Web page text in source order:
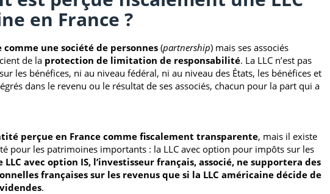
en France ?
comme une société de personnes (partnership) mais ses associés
de la protection de limitation de responsabilité. La LLC n’est pas
les bénéfices, ni au niveau fédéral, ni au niveau des États, les bénéfices et
dans le revenu ou le résultat de ses associés, chacun pour la part qui a
perçue en France comme fiscalement transparente, mais il existe
pour les patrimoines importants : la LLC avec option pour impôts sur les
LLC avec option IS, l’investisseur français, associé, ne supportera des
françaises sur les revenus que si la LLC américaine décide de
.